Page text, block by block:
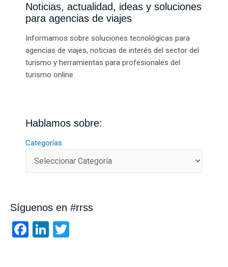
Noticias, actualidad, ideas y soluciones
para agencias de viajes
Informamos sobre soluciones tecnológicas para
agencias de viajes, noticias de interés del sector del
turismo y herramientas para profesionales del
turismo online.
Hablamos sobre:
Categorías
Síguenos en #rrss
F
Li